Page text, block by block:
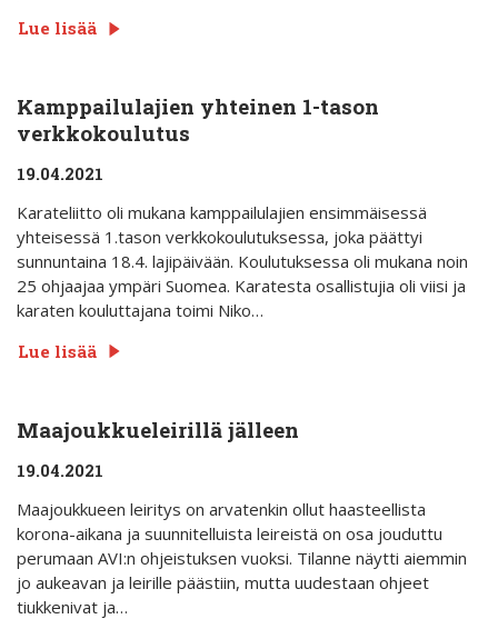
Lue lisää
Kamppailulajien yhteinen 1-tason
verkkokoulutus
19.04.2021
Karateliitto oli mukana kamppailulajien ensimmäisessä
yhteisessä 1.tason verkkokoulutuksessa, joka päättyi
sunnuntaina 18.4. lajipäivään. Koulutuksessa oli mukana noin
25 ohjaajaa ympäri Suomea. Karatesta osallistujia oli viisi ja
karaten kouluttajana toimi Niko…
Lue lisää
Maajoukkueleirillä jälleen
19.04.2021
Maajoukkueen leiritys on arvatenkin ollut haasteellista
korona-aikana ja suunnitelluista leireistä on osa jouduttu
perumaan AVI:n ohjeistuksen vuoksi. Tilanne näytti aiemmin
jo aukeavan ja leirille päästiin, mutta uudestaan ohjeet
tiukkenivat ja…